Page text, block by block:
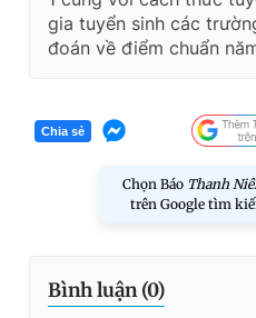
gia tuyển sinh các
đoán về điểm chuẩn
Chia sẻ
Chọn Báo Thanh
trên Google tìm
Bình luận (0)